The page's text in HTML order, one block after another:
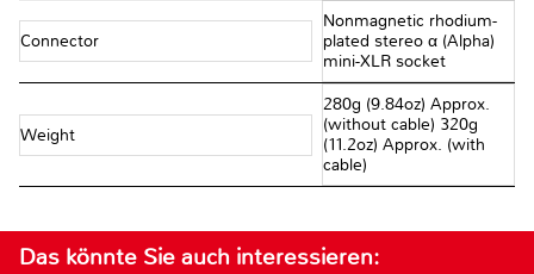
Connector
Nonmagnetic rhodium-
plated stereo α (Alpha)
mini-XLR socket
Weight
280g (9.84oz) Approx.
(without cable) 320g
(11.2oz) Approx. (with
cable)
Das könnte Sie auch interessieren: